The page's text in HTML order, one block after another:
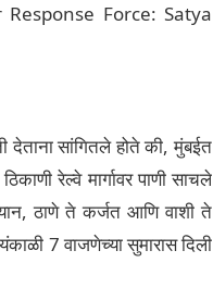
Force: Satya
देताना सांगितले होते की, मुंबईत
रेल्वे मार्गावर पाणी साचले
ठाणे ते कर्जत आणि वाशी ते
7 वाजणेच्या सुमारास दिली